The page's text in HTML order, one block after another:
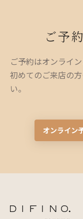
ご予
ご予約はオンライ
初めてのご来店の
い。
オンライン